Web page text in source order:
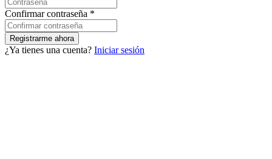
Confirmar contraseña *
¿Ya tienes una cuenta? Iniciar sesión